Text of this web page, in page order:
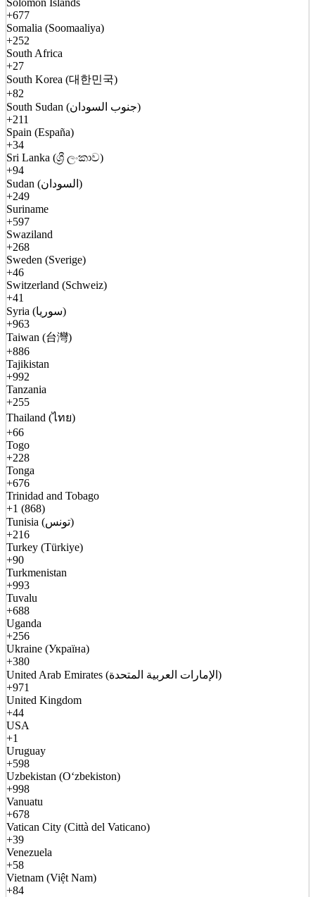
Solomon Islands
+677
Somalia (Soomaaliya)
+252
South Africa
+27
South Korea (대한민국)
+82
South Sudan (جنوب السودان)
+211
Spain (España)
+34
Sri Lanka (ශ්‍රී ලංකාව)
+94
Sudan (السودان)
+249
Suriname
+597
Swaziland
+268
Sweden (Sverige)
+46
Switzerland (Schweiz)
+41
Syria (سوريا)
+963
Taiwan (台灣)
+886
Tajikistan
+992
Tanzania
+255
Thailand (ไทย)
+66
Togo
+228
Tonga
+676
Trinidad and Tobago
+1 (868)
Tunisia (تونس)
+216
Turkey (Türkiye)
+90
Turkmenistan
+993
Tuvalu
+688
Uganda
+256
Ukraine (Україна)
+380
United Arab Emirates (الإمارات العربية المتحدة)
+971
United Kingdom
+44
USA
+1
Uruguay
+598
Uzbekistan (Oʻzbekiston)
+998
Vanuatu
+678
Vatican City (Città del Vaticano)
+39
Venezuela
+58
Vietnam (Việt Nam)
+84